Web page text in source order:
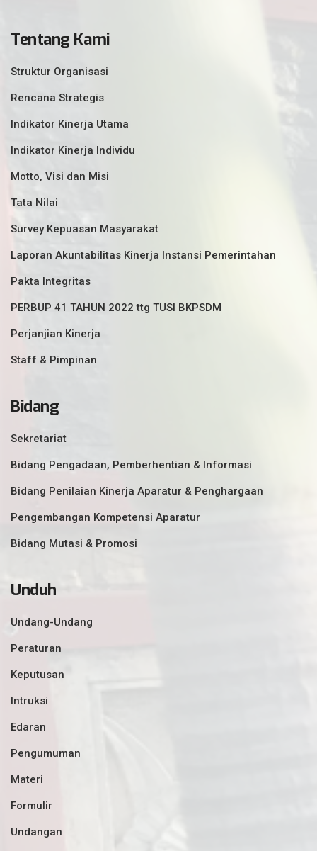
Tentang Kami
Struktur Organisasi
Rencana Strategis
Indikator Kinerja Utama
Indikator Kinerja Individu
Motto, Visi dan Misi
Tata Nilai
Survey Kepuasan Masyarakat
Laporan Akuntabilitas Kinerja Instansi Pemerintahan
Pakta Integritas
PERBUP 41 TAHUN 2022 ttg TUSI BKPSDM
Perjanjian Kinerja
Staff & Pimpinan
Bidang
Sekretariat
Bidang Pengadaan, Pemberhentian & Informasi
Bidang Penilaian Kinerja Aparatur & Penghargaan
Pengembangan Kompetensi Aparatur
Bidang Mutasi & Promosi
Unduh
Undang-Undang
Peraturan
Keputusan
Intruksi
Edaran
Pengumuman
Materi
Formulir
Undangan